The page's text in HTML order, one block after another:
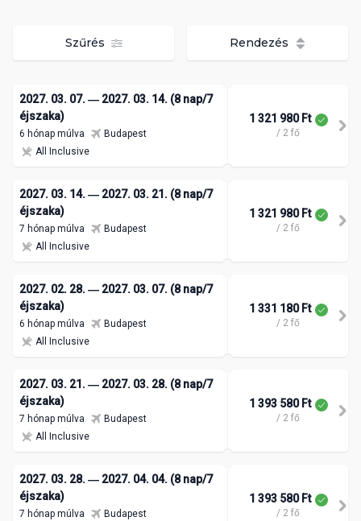
Szűrés Rendezés
2027. 03. 07. ― 2027. 03. 14. (8 nap/7
éjszaka)
6 hónap múlva
Budapest
All Inclusive
1 321 980 Ft
/ 2 fő
2027. 03. 14. ― 2027. 03. 21. (8 nap/7
éjszaka)
7 hónap múlva
Budapest
All Inclusive
1 321 980 Ft
/ 2 fő
2027. 02. 28. ― 2027. 03. 07. (8 nap/7
éjszaka)
6 hónap múlva
Budapest
All Inclusive
1 331 180 Ft
/ 2 fő
2027. 03. 21. ― 2027. 03. 28. (8 nap/7
éjszaka)
7 hónap múlva
Budapest
All Inclusive
1 393 580 Ft
/ 2 fő
2027. 03. 28. ― 2027. 04. 04. (8 nap/7
éjszaka)
7 hónap múlva Budapest
1 393 580 Ft
/ 2 fő